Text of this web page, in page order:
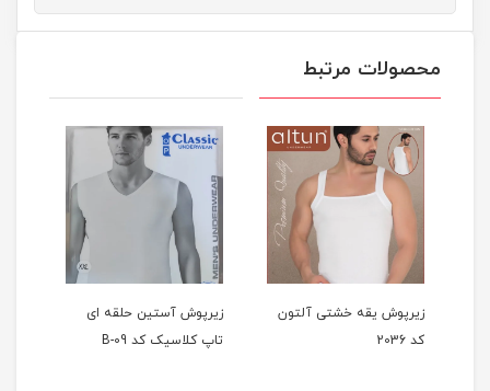
محصولات مرتبط
زیرپوش یقه خشتی آلتون
کد 2036
زیرپوش آستین حلقه ای
تاپ کلاسیک کد B-09